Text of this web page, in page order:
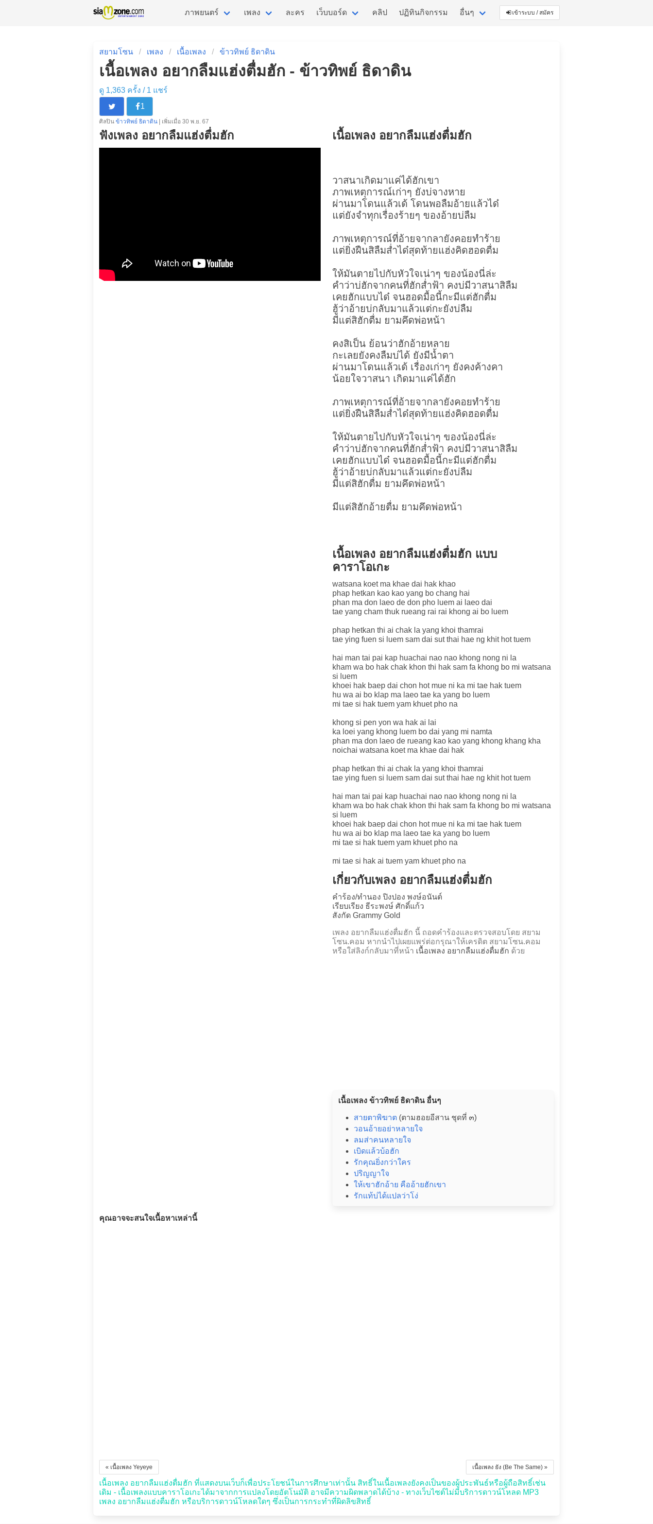
ภาพยนตร์ เพลง ละคร เว็บบอร์ด คลิป ปฏิทินกิจกรรม อื่นๆ เข้าระบบ / สมัคร
สยามโซน เพลง เนื้อเพลง ข้าวทิพย์ ธิดาดิน
เนื้อเพลง อยากลืมแฮ่งตื่มฮัก - ข้าวทิพย์ ธิดาดิน
ดู 1,363 ครั้ง / 1 แชร์
1
ศิลปิน ข้าวทิพย์ ธิดาดิน | เพิ่มเมื่อ 30 พ.ย. 67
ฟังเพลง อยากลืมแฮ่งตื่มฮัก เนื้อเพลง อยากลืมแฮ่งตื่มฮัก
วาสนาเกิดมาแค่ได้ฮักเขา
ภาพเหตุการณ์เก่าๆ ยังบ่จางหาย
ผ่านมาโดนแล้วเด้ โดนพอลืมอ้ายแล้วได๋
แต่ยังจำทุกเรื่องร้ายๆ ของอ้ายบ่ลืม
ภาพเหตุการณ์ที่อ้ายจากลายังคอยทำร้าย
แต่ยิ่งฝืนสิลืมส่ำได๋สุดท้ายแฮ่งคิดฮอดตื่ม
ให้มันตายไปกับหัวใจเน่าๆ ของน้องนี่ล่ะ
คำว่าบ่ฮักจากคนที่ฮักส่ำฟ้า คงบ่มีวาสนาสิลืม
เคยฮักแบบได๋ จนฮอดมื้อนี้กะมีแต่ฮักตื่ม
ฮู้ว่าอ้ายบ่กลับมาแล้วแต่กะยังบ่ลืม
มีแต่สิฮักตื่ม ยามคึดพ่อหน้า
คงสิเป็น ย้อนว่าฮักอ้ายหลาย
กะเลยยังคงลืมบ่ได้ ยังมีน้ำตา
ผ่านมาโดนแล้วเด้ เรื่องเก่าๆ ยังคงค้างคา
น้อยใจวาสนา เกิดมาแค่ได้ฮัก
ภาพเหตุการณ์ที่อ้ายจากลายังคอยทำร้าย
แต่ยิ่งฝืนสิลืมส่ำได๋สุดท้ายแฮ่งคิดฮอดตื่ม
ให้มันตายไปกับหัวใจเน่าๆ ของน้องนี่ล่ะ
คำว่าบ่ฮักจากคนที่ฮักส่ำฟ้า คงบ่มีวาสนาสิลืม
เคยฮักแบบได๋ จนฮอดมื้อนี้กะมีแต่ฮักตื่ม
ฮู้ว่าอ้ายบ่กลับมาแล้วแต่กะยังบ่ลืม
มีแต่สิฮักตื่ม ยามคึดพ่อหน้า
มีแต่สิฮักอ้ายตื่ม ยามคึดพ่อหน้า
เนื้อเพลง อยากลืมแฮ่งตื่มฮัก แบบ
คาราโอเกะ
watsana koet ma khae dai hak khao
phap hetkan kao kao yang bo chang hai
phan ma don laeo de don pho luem ai laeo dai
tae yang cham thuk rueang rai rai khong ai bo luem
phap hetkan thi ai chak la yang khoi thamrai
tae ying fuen si luem sam dai sut thai hae ng khit hot tuem
hai man tai pai kap huachai nao nao khong nong ni la
kham wa bo hak chak khon thi hak sam fa khong bo mi watsana
si luem
khoei hak baep dai chon hot mue ni ka mi tae hak tuem
hu wa ai bo klap ma laeo tae ka yang bo luem
mi tae si hak tuem yam khuet pho na
khong si pen yon wa hak ai lai
ka loei yang khong luem bo dai yang mi namta
phan ma don laeo de rueang kao kao yang khong khang kha
noichai watsana koet ma khae dai hak
phap hetkan thi ai chak la yang khoi thamrai
tae ying fuen si luem sam dai sut thai hae ng khit hot tuem
hai man tai pai kap huachai nao nao khong nong ni la
kham wa bo hak chak khon thi hak sam fa khong bo mi watsana
si luem
khoei hak baep dai chon hot mue ni ka mi tae hak tuem
hu wa ai bo klap ma laeo tae ka yang bo luem
mi tae si hak tuem yam khuet pho na
mi tae si hak ai tuem yam khuet pho na
เกี่ยวกับเพลง อยากลืมแฮ่งตื่มฮัก
คำร้อง/ทำนอง ปิงปอง พงษ์อนันต์
เรียบเรียง ธีระพงษ์ ศักดิ์แก้ว
สังกัด Grammy Gold
เพลง อยากลืมแฮ่งตื่มฮัก นี้ ถอดคำร้องและตรวจสอบโดย สยาม
โซน.คอม หากนำไปเผยแพร่ต่อกรุณาให้เครดิต สยามโซน.คอม
หรือใส่ลิงก์กลับมาที่หน้า เนื้อเพลง อยากลืมแฮ่งตื่มฮัก ด้วย
เนื้อเพลง ข้าวทิพย์ ธิดาดิน อื่นๆ
สายตาพิฆาต (ตามฮอยอีสาน ชุดที่ ๓)
วอนอ้ายอย่าหลายใจ
ลมส่าคนหลายใจ
เบิดแล้วบ้อฮัก
รักคุณยิ่งกว่าใคร
ปริญญาใจ
ให้เขาฮักอ้าย คืออ้ายฮักเขา
รักแท้บ่ได้แปลว่าโง่
คุณอาจจะสนใจเนื้อหาเหล่านี้
เนื้อเพลง ยัง (Be The Same) »
« เนื้อเพลง Yeyeye
เนื้อเพลง อยากลืมแฮ่งตื่มฮัก ที่แสดงบนเว็บก็เพื่อประโยชน์ในการศึกษาเท่านั้น สิทธิ์ในเนื้อเพลงยังคงเป็นของผู้ประพันธ์หรือผู้ถือสิทธิ์เช่น
เดิม - เนื้อเพลงแบบคาราโอเกะได้มาจากการแปลงโดยอัตโนมัติ อาจมีความผิดพลาดได้บ้าง - ทางเว็บไซต์ไม่มีบริการดาวน์โหลด MP3
เพลง อยากลืมแฮ่งตื่มฮัก หรือบริการดาวน์โหลดใดๆ ซึ่งเป็นการกระทำที่ผิดลิขสิทธิ์